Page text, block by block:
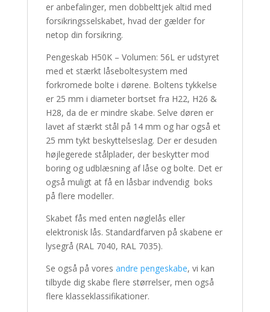
er anbefalinger, men dobbelttjek altid med
forsikringsselskabet, hvad der gælder for
netop din forsikring.
Pengeskab H50K – Volumen: 56L er udstyret
med et stærkt låseboltesystem med
forkromede bolte i dørene. Boltens tykkelse
er 25 mm i diameter bortset fra H22, H26 &
H28, da de er mindre skabe. Selve døren er
lavet af stærkt stål på 14 mm og har også et
25 mm tykt beskyttelseslag. Der er desuden
højlegerede stålplader, der beskytter mod
boring og udblæsning af låse og bolte. Det er
også muligt at få en låsbar indvendig boks
på flere modeller.
Skabet fås med enten nøglelås eller
elektronisk lås. Standardfarven på skabene er
lysegrå (RAL 7040, RAL 7035).
Se også på vores andre pengeskabe, vi kan
tilbyde dig skabe flere størrelser, men også
flere klasseklassifikationer.